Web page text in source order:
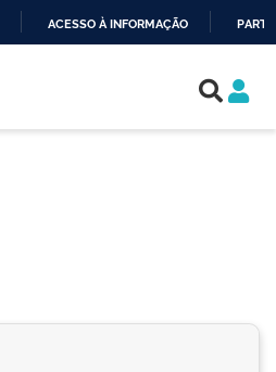
ACESSO À INFORMAÇÃO